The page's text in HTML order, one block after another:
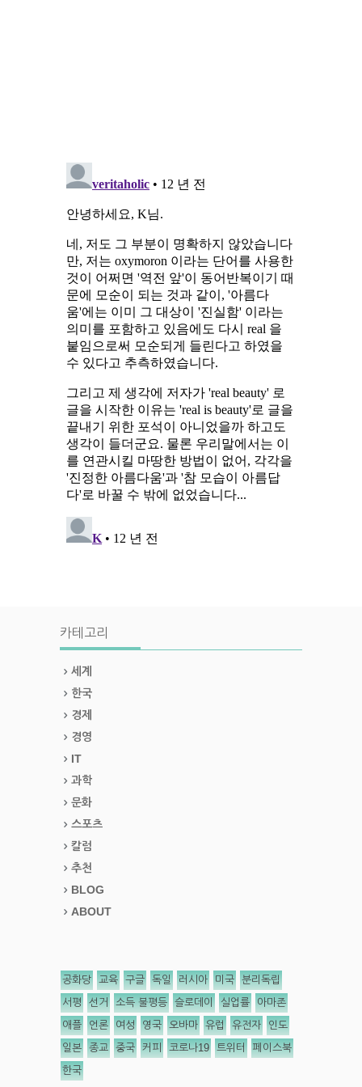
카테고리
세계
한국
경제
경영
IT
과학
문화
스포츠
칼럼
추천
BLOG
ABOUT
공화당 교육 구글 독일 러시아 미국 분리독립
서평 선거 소득 불평등 슬로데이 실업률 아마존
애플 언론 여성 영국 오바마 유럽 유전자 인도
일본 종교 중국 커피 코로나19 트위터 페이스북
한국